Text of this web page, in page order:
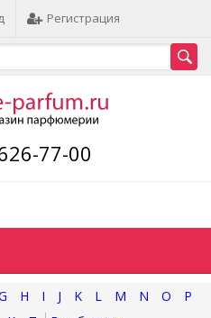
Регистрация
77-00
H I J K L M N O
P